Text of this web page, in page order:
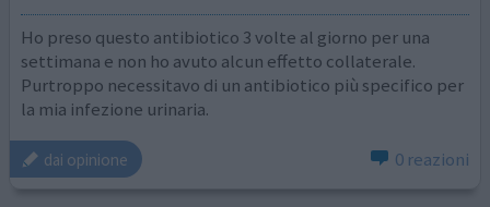
Ho preso questo antibiotico 3 volte al giorno per una
settimana e non ho avuto alcun effetto collaterale.
Purtroppo necessitavo di un antibiotico più specifico per
la mia infezione urinaria.
dai opinione 0 reazioni